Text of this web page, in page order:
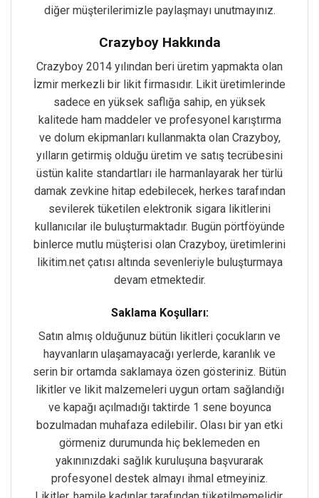
diğer müşterilerimizle paylaşmayı unutmayınız.
Crazyboy Hakkında
Crazyboy 2014 yılından beri üretim yapmakta olan
İzmir merkezli bir likit firmasıdır. Likit üretimlerinde
sadece en yüksek saflığa sahip, en yüksek
kalitede ham maddeler ve profesyonel karıştırma
ve dolum ekipmanları kullanmakta olan Crazyboy,
yılların getirmiş olduğu üretim ve satış tecrübesini
üstün kalite standartları ile harmanlayarak her türlü
damak zevkine hitap edebilecek, herkes tarafından
sevilerek tüketilen elektronik sigara likitlerini
kullanıcılar ile buluşturmaktadır. Bugün pörtföyünde
binlerce mutlu müşterisi olan Crazyboy, üretimlerini
likitim.net çatısı altında sevenleriyle buluşturmaya
devam etmektedir.
Saklama Koşulları:
Satın almış olduğunuz bütün likitleri çocukların ve
hayvanların ulaşamayacağı yerlerde, karanlık ve
serin bir ortamda saklamaya özen gösteriniz. Bütün
likitler ve likit malzemeleri uygun ortam sağlandığı
ve kapağı açılmadığı taktirde 1 sene boyunca
bozulmadan muhafaza edilebilir. Olası bir yan etki
görmeniz durumunda hiç beklemeden en
yakınınızdaki sağlık kuruluşuna başvurarak
profesyonel destek almayı ihmal etmeyiniz.